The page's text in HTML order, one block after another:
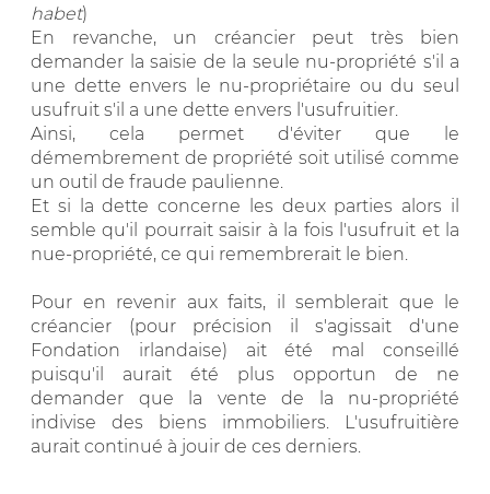
habet)
En revanche, un créancier peut très bien
demander la saisie de la seule nu-propriété s'il a
une dette envers le nu-propriétaire ou du seul
usufruit s'il a une dette envers l'usufruitier.
Ainsi, cela permet d'éviter que le
démembrement de propriété soit utilisé comme
un outil de fraude paulienne.
Et si la dette concerne les deux parties alors il
semble qu'il pourrait saisir à la fois l'usufruit et la
nue-propriété, ce qui remembrerait le bien.
Pour en revenir aux faits, il semblerait que le
créancier (pour précision il s'agissait d'une
Fondation irlandaise) ait été mal conseillé
puisqu'il aurait été plus opportun de ne
demander que la vente de la nu-propriété
indivise des biens immobiliers. L'usufruitière
aurait continué à jouir de ces derniers.